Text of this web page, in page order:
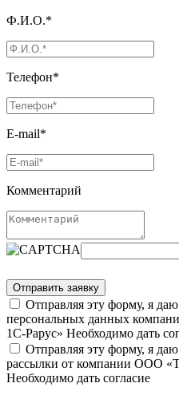
Ф.И.О.*
Телефон*
E-mail*
Комментарий
Отправляя эту форму, я даю
персональных данных
1С-Рарус» Необходимо дать
Отправляя эту форму, я даю
рассылки от компании ООО
Необходимо дать согласие